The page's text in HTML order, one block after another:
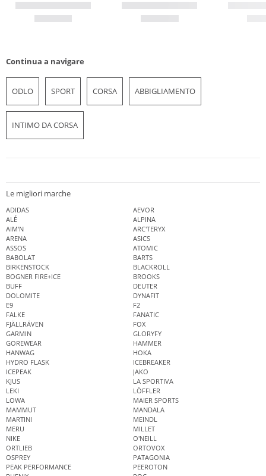
Continua a navigare
ODLO SPORT CORSA ABBIGLIAMENTO
INTIMO DA CORSA
Le migliori marche
ADIDAS
AEVOR
ALÉ
ALPINA
AIM'N
ARC'TERYX
ARENA
ASICS
ASSOS
ATOMIC
BABOLAT
BARTS
BIRKENSTOCK
BLACKROLL
BOGNER FIRE+ICE
BROOKS
BUFF
DEUTER
DOLOMITE
DYNAFIT
E9
F2
FALKE
FANATIC
FJÄLLRÄVEN
FOX
GARMIN
GLORYFY
GOREWEAR
HAMMER
HANWAG
HOKA
HYDRO FLASK
ICEBREAKER
ICEPEAK
JAKO
KJUS
LA SPORTIVA
LEKI
LÖFFLER
LOWA
MAIER SPORTS
MAMMUT
MANDALA
MARTINI
MEINDL
MERU
MILLET
NIKE
O'NEILL
ORTLIEB
ORTOVOX
OSPREY
PATAGONIA
PEAK PERFORMANCE
PEEROTON